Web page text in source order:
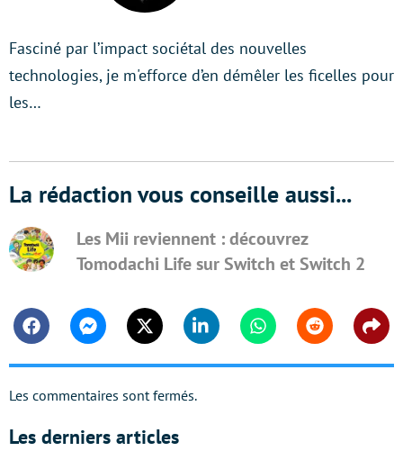
Fasciné par l’impact sociétal des nouvelles
technologies, je m'efforce d’en démêler les ficelles pour
les…
La rédaction vous conseille aussi...
Les Mii reviennent : découvrez
Tomodachi Life sur Switch et Switch 2
FacebookMessengerTwitter Linkedin WhatsappReddit
Les commentaires sont fermés.
Les derniers articles